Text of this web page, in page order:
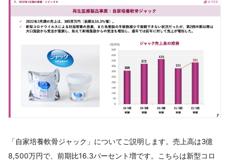
「自家培養軟骨ジャック」についてご説明します。売上高は3億
8,500万円で、前期比16.3パーセント増です。こちらは新型コロ